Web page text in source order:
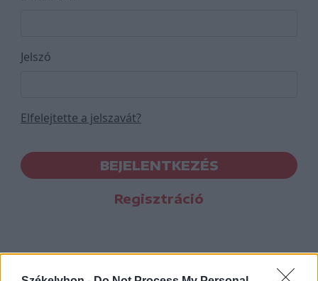
Jelszó
Elfelejtette a jelszavát?
BEJELENTKEZÉS
Regisztráció